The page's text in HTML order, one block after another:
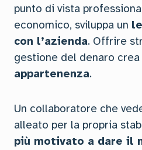
punto di vista
economico, sviluppa un
con l’azienda. Offrire
gestione del denaro
appartenenza.
Un collaboratore che
alleato per la propria
più motivato a dare il